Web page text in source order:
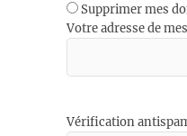
Supprimer mes
Votre adresse de
Vérification